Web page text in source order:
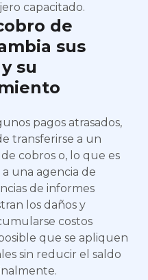
capacitado.
de
sus
su
pagos atrasados,
transferirse a un
cobros o, lo que es
una agencia de
de informes
los daños y
costos
que se apliquen
sin reducir el saldo